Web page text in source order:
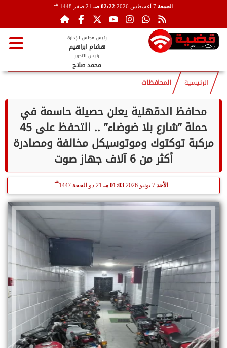
الجمعة 02:22 صـ 21 صفر 1448 هـ
رئيس مجلس الإدارة
هشام ابراهيم
رئيس التحرير
محمد صلاح
الرئيسية المحافظات
محافظ الدقهلية يعلن حصيلة حاسمة في
حملة ”شارع بلا ضوضاء” .. التحفظ على 45
مركبة توكتوك وموتوسيكل مخالفة ومصادرة
أكثر من 6 آلاف جهاز صوت
الأحد 01:03 مـ 21 ذو الحجة 1447
هـ